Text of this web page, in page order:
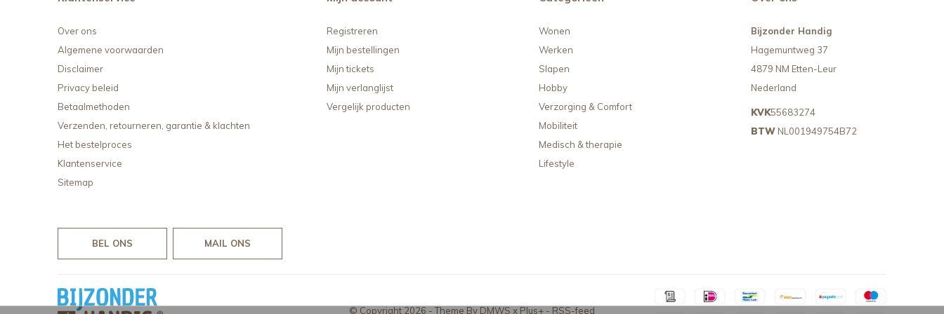
Over ons
Algemene voorwaarden
Disclaimer
Privacy beleid
Betaalmethoden
Verzenden, retourneren, garantie & klachten
Het bestelproces
Klantenservice
Sitemap
Registreren
Mijn bestellingen
Mijn tickets
Mijn verlanglijst
Vergelijk producten
Wonen
Werken
Slapen
Hobby
Verzorging & Comfort
Mobiliteit
Medisch & therapie
Lifestyle
Bijzonder Handig
Hagemuntweg 37
4879 NM Etten-Leur
Nederland
KVK55683274
BTW NL001949754B72
BEL ONS MAIL ONS
© Copyright 2026 - Theme By DMWS x Plus+ - RSS-feed